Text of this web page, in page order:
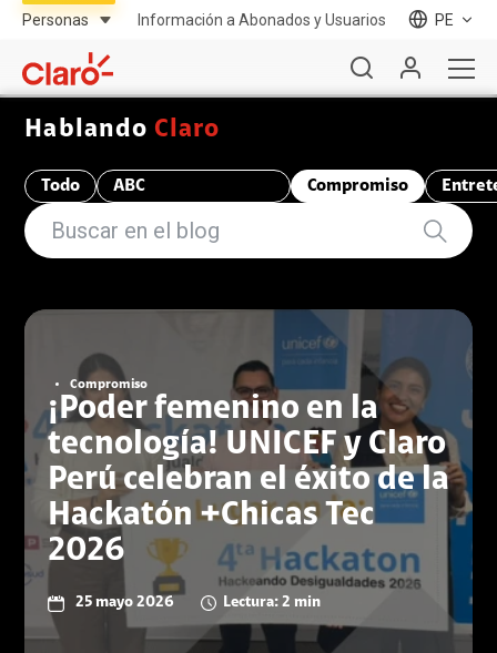
Información a Abonados y Usuarios PE
Hablando Claro
Todo
ABC
Compromiso
Compromiso
¡Poder femenino en la
tecnología! UNICEF y Claro
Perú celebran el éxito de la
Hackatón +Chicas Tec
2026
25 mayo 2026 Lectura: 2 min